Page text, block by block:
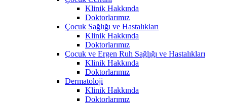
Klinik Hakkında
Doktorlarımız
Çocuk Sağlığı ve Hastalıkları
Klinik Hakkında
Doktorlarımız
Çocuk ve Ergen Ruh Sağlığı ve Hastalıkları
Klinik Hakkında
Doktorlarımız
Dermatoloji
Klinik Hakkında
Doktorlarımız